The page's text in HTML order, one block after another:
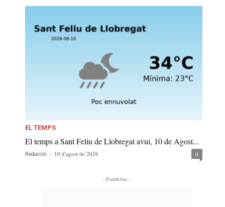
EL TEMPS
El temps a Sant Feliu de Llobregat avui, 10 de Agost...
Redacció - 10 d'agost de 2026 0
- Publicitat -